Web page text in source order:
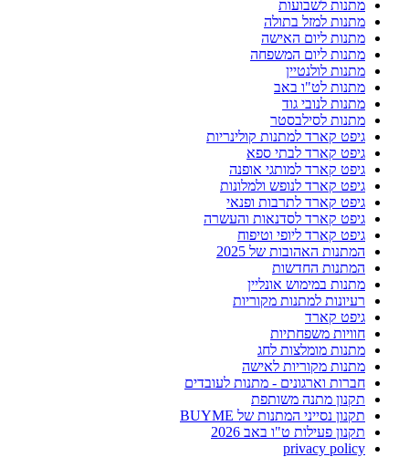
מתנות לשבועות
מתנות למזל בתולה
מתנות ליום האישה
מתנות ליום המשפחה
מתנות לולנטיין
מתנות לט"ו באב
מתנות לנובי גוד
מתנות לסילבסטר
גיפט קארד למתנות קולינריות
גיפט קארד לבתי ספא
גיפט קארד למותגי אופנה
גיפט קארד לנופש ולמלונות
גיפט קארד לתרבות ופנאי
גיפט קארד לסדנאות והעשרה
גיפט קארד ליופי וטיפוח
המתנות האהובות של 2025
המתנות החדשות
מתנות במימוש אונליין
רעיונות למתנות מקוריות
גיפט קארד
חוויות משפחתיות
מתנות מומלצות לחג
מתנות מקוריות לאישה
חברות וארגונים - מתנות לעובדים
תקנון מתנה משותפת
תקנון נסייני המתנות של BUYME
תקנון פעילות ט"ו באב 2026
privacy policy